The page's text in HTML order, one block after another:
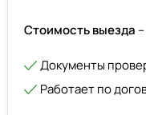
Стоимость выезда
Документы
Работает по